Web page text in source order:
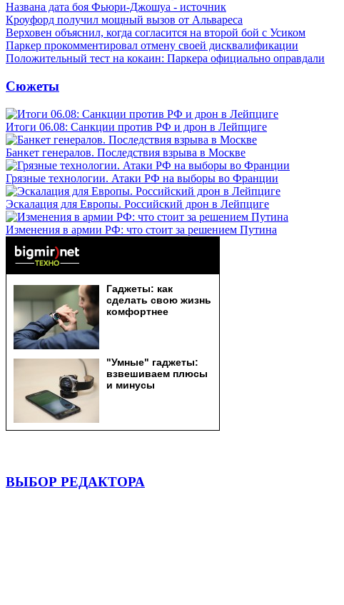
Названа дата боя Фьюри-Джошуа - источник
Кроуфорд получил мощный вызов от Альвареса
Верховен объяснил, когда согласится на второй бой с Усиком
Паркер прокомментировал отмену своей дисквалификации
Положительный тест на кокаин: Паркера официально оправдали
Сюжеты
Итоги 06.08: Санкции против РФ и дрон в Лейпциге
Банкет генералов. Последствия взрыва в Москве
Грязные технологии. Атаки РФ на выборы во Франции
Эскалация для Европы. Российский дрон в Лейпциге
Изменения в армии РФ: что стоит за решением Путина
ВЫБОР РЕДАКТОРА